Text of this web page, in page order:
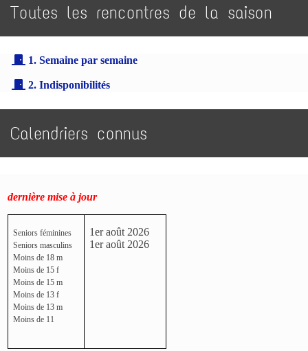
Toutes les rencontres de la saison
1. Semaine par semaine
2. Indisponibilités
Calendriers connus
dernière mise à jour
Seniors féminines
Seniors masculins
Moins de 18 m
Moins de 15 f
Moins de 15 m
Moins de 13 f
Moins de 13 m
Moins de 11
1er août 2026
1er août 2026